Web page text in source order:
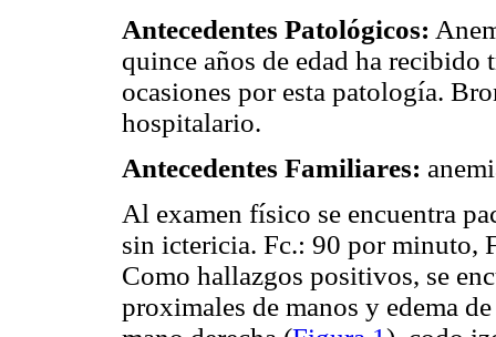
Antecedentes Patológicos:
quince años de edad ha
ocasiones por esta patología.
hospitalario.
Antecedentes Familiares:
Al examen físico se encuentra
sin ictericia. Fc.: 90 por minuto,
Como hallazgos positivos, se
proximales de manos y edema